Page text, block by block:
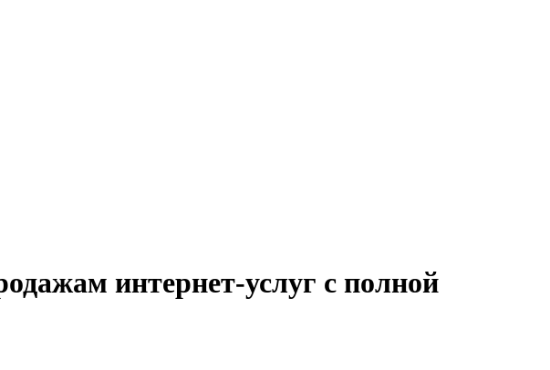
интернет-услуг с полной